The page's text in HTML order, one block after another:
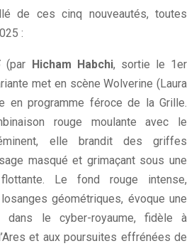
de ces cinq nouveautés, toutes
:
(par Hicham Habchi, sortie le 1er
met en scène Wolverine (Laura
en programme féroce de la Grille.
rouge moulante avec le
elle brandit des griffes
masqué et grimaçant sous une
Le fond rouge intense,
géométriques, évoque une
dans le cyber-royaume, fidèle à
et aux poursuites effrénées de